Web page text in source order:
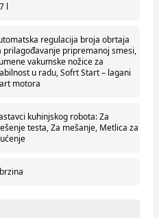
l
regulacija broja obrtaja
prilagođavanje pripremanoj smesi,
vakumske nožice za
u radu, Sofrt Start – lagani
motora
kuhinjskog robota: Za
testa, Za mešanje, Metlica za